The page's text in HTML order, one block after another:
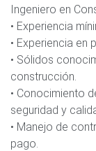
Ingeniero en
• Experiencia
• Experiencia en
• Sólidos
construcción.
• Conocimiento
seguridad y
• Manejo de
pago.